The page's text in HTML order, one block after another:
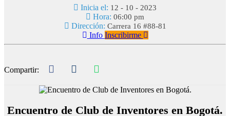
Inicia el: 12 - 10 - 2023
Hora: 06:00 pm
Dirección: Carrera 16 #88-81
Info Inscribirme
Compartir:
Encuentro de Club de Inventores en Bogotá.